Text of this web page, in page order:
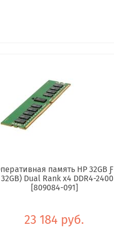
память HP 32GB Ƒ
Dual Rank x4 DDR4-2400
[809084-091]
23 184 руб.